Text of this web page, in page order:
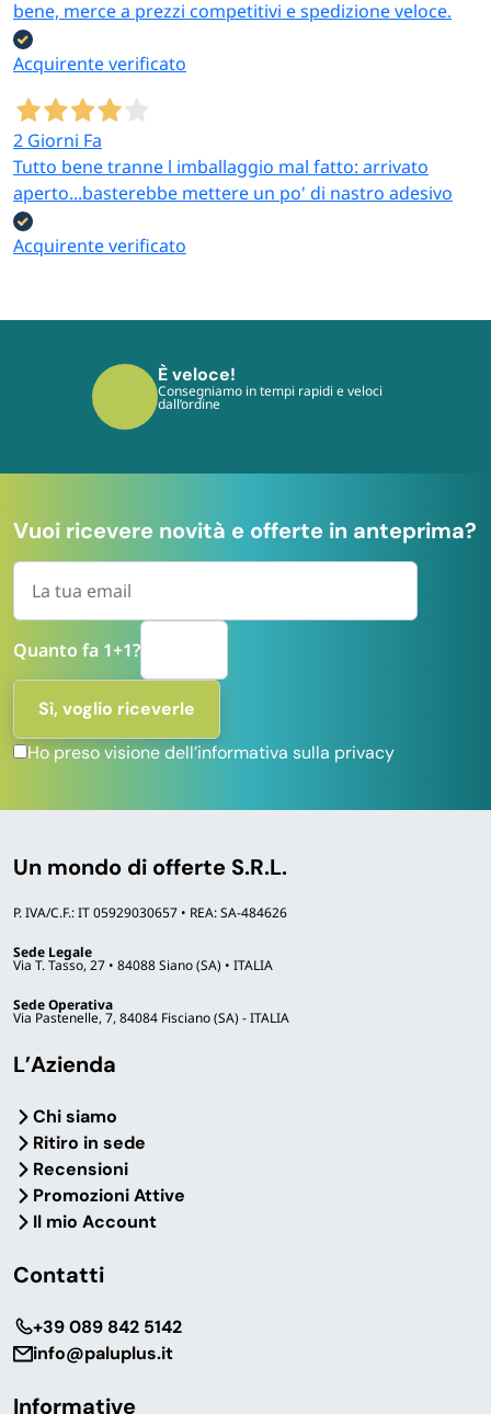
bene, merce a prezzi competitivi e spedizione veloce.
Acquirente verificato
2 Giorni Fa
Tutto bene tranne l imballaggio mal fatto: arrivato
aperto...basterebbe mettere un po' di nastro adesivo
Acquirente verificato
È veloce!
Consegniamo in tempi rapidi e veloci
dall’ordine
Vuoi ricevere novità e offerte in anteprima?
Quanto fa 1+1?
Ho preso visione dell’informativa sulla privacy
Un mondo di offerte S.R.L.
P. IVA/C.F.: IT 05929030657 • REA: SA-484626
Sede Legale
Via T. Tasso, 27 • 84088 Siano (SA) • ITALIA
Sede Operativa
Via Pastenelle, 7, 84084 Fisciano (SA) - ITALIA
L’Azienda
Chi siamo
Ritiro in sede
Recensioni
Promozioni Attive
Il mio Account
Contatti
‎+39 089 842 5142
info@paluplus.it
Informative